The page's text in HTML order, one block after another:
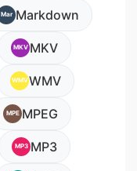
Mar Markdown
MKV MKV
WMVWMV
MPE MPEG
MP3 MP3